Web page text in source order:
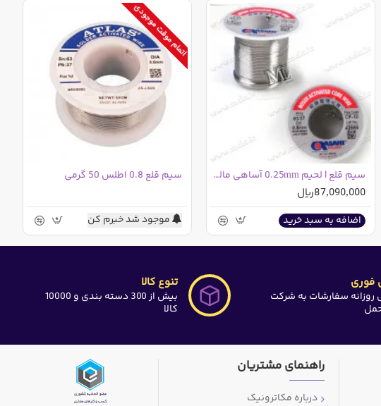
سیم قلع | لحیم 0.25mm آساهی مالزی نازک 100گرمی
87,090,000ریال
اضافه به سبد خرید
اتمام موقت موجودی
سیم قلع 0.8 اطلس 50 گرمی
موجود شد خبرم کن
فوری
روزانه سفارشات به شرکت
تنوع کالا
بیش از 300 دسته بندی و 10000
کالا
راهنمای مشتریان
درباره مکاترونیک